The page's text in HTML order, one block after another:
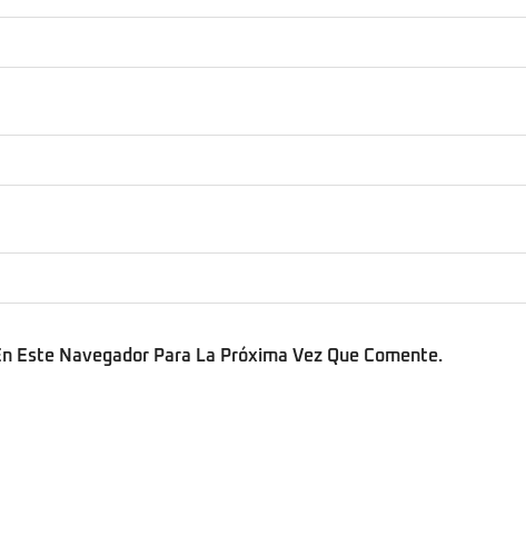
Este Navegador Para La Próxima Vez Que Comente.